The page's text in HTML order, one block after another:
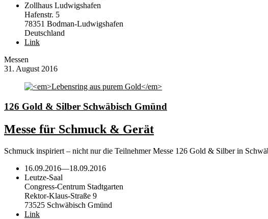
Zollhaus Ludwigshafen
Hafenstr. 5
78351 Bodman-Ludwigshafen
Deutschland
Link
Messen
31. August 2016
126 Gold & Silber Schwäbisch Gmünd
Messe für Schmuck & Gerät
Schmuck inspiriert – nicht nur die Teilnehmer Messe 126 Gold & Silber in
16.09.2016—18.09.2016
Leutze-Saal
Congress-Centrum Stadtgarten
Rektor-Klaus-Straße 9
73525 Schwäbisch Gmünd
Link